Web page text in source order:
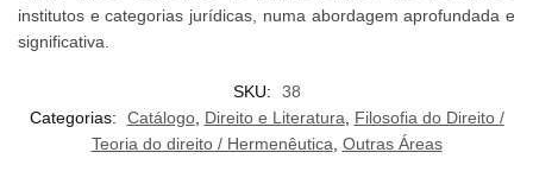
institutos e categorias jurídicas, numa abordagem aprofundada e
significativa.
SKU:
38
Categorias:
Catálogo, Direito e Literatura, Filosofia do Direito /
Teoria do direito / Hermenêutica, Outras Áreas